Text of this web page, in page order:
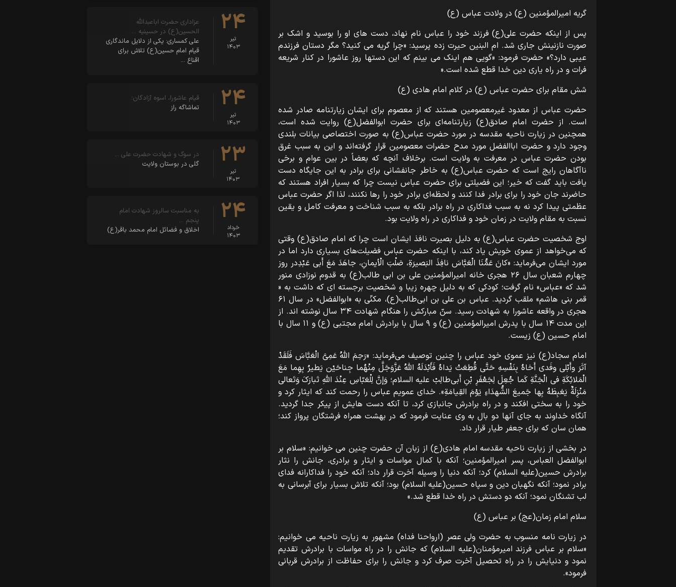
گریه امیرالمؤمنین (ع) در ولادت عباس (ع)
پس از اینکه حضرت علی(ع) فرزند خود را عباس نام نهاد، دست های او را بوسید و اشک بر
صورت نازنینش جاری شد. ام البنین حیرت زده پرسید: «چرا گریه می کنید؟ مگر دستان فرزندم
عیبی دارد؟» حضرت فرمود: «گویی هم اینک می بینم که این دستها روز عاشورا در کنار شریعه
فرات و در راه یاری دین خدا قطع شده است.«
شش مقام برای حضرت عباس (ع) در کلام امام هادی (ع)
حضرت عباس از معدود غیرمعصومین هستند که از معصوم برای ایشان زیارتنامه صادر شده
است. از حضرت امام صادق(ع) زیارتنامه‌ای برای حضرت ابوالفضل(ع) روایت شده است،
همچنین در زیارت ناحیه مقدسه در مورد حضرت عباس(ع) به صورت اختصاصی بیانات بلندی
وجود دارد و حضرت اباالفضل مورد مدح حضرات معصومین قرار گرفته‌اند و این به سبب غرق
بودن حضرت عباس در معرفت به ولایت است. برخلاف آنچه که بعضاً‌ در بین عوام و برخی
ناآگاهان رایج است که حضرت عباس(ع) به خاطر جانفشانی برای برادر به این جایگاه دست
یافت باید گفت که خیر؛ این فضیلتی برای حضرت عباس نیست چرا که بسیار افراد هستند که
حاضرند جان خود را برای برادر فدا کنند و لحظه‌ای برادر خود را رها نکنند، لذا اگر حضرت عباس
عظمتی پیدا کرد نه به سبب فداکاری در راه برادر بلکه به سبب شناخت و معرفت کامل و یقین
نسبت به مقام ولایت در زمان خود و فداکاری در راه ولایت بود.
اوج شخصیت حضرت عباس(ع) به دلیل بصیرت نافذ ایشان است چرا که امام صادق(ع) وقتی
که می‌خواهد از عموی خویش یاد کند، با اینکه حضرت عباس فضیلت‌های بسیاری دارد اما در
مورد ایشان می‌فرماید: «کانَ عَمُّنَا الْعَبَّاسَ نافِذَ البَصیرَةِ، صَلْبَ الْأیمانِ، جاهَدَ مَعَ أَبی‌ عَبْدِدر روز
چهارم شعبان سال ۲۶ هجری خانه امیرالمؤمنین علی بن ابی طالب(ع) به قدوم نوزادی منور
شد که «عباس» نام گرفت؛ کودکی که به دلیل چهره زیبا و شخصیت برجسته ای که داشت به «
قمر بنی هاشم» ملقب گردید. عباس بن علی بن ابی‌طالب(ع)، مکنّی به «ابوالفضل» در سال ۶۱
هجری در واقعه عاشورا به شهادت رسید. سنّ مبارکش را هنگام شهادت ۳۴ سال نوشته‌ اند. از
این مدت ۱۴ سال با پدرش امیرالمؤمنین (ع) و ۹ سال با برادرش امام مجتبی (ع) و ۱۱ سال با
امام حسین (ع) زیست.
امام سجاد(ع) نیز عموی خود عباس را چنین توصیف می‌فرماید: «رَحِمَ اللَّهُ عَمِیَّ الْعَبَّاسَ فَلَقَدْ
آثَرَ وأَبْلی وفَدی أَخاهُ بِنَفْسِهِ حَتَّی قُطِعَتْ یَداهُ فَأَبْدَلَهُ اللَّهُ عَزَّوَجَلَّ مِنْهُما جِناحَیْن یَطیرُ بِهِما مَعَ
الْمَلائِکَةِ فی‌ الْجَنَّةِ کَما جُعِلَ لِجَعْفَرِ بْنِ أَبی‌طالِبْ علیه السلام؛ وَإنَّ لِلْعَبّاسِ عِنْدَ اللَّهِ تَبارَکَ وَتَعالی
مَنْزِلَةٌ یَغبِطَهُ بِها جَمیعَ الشُّهدَاءِ یَوْمَ القِیامَةِ». خدای عمویم عباس را رحمت کند که ایثار کرد و
خود را به سختی افکند و در راه برادرش جانبازی کرد، تا آنکه دست‌ هایش از پیکر جدا گردید.
آنگاه خداوند به جای آنها دو بال به وی عنایت فرمود که در بهشت همراه فرشتگان پرواز کند؛
همان‌ سان که برای جعفر طیار قرار داد.
در بخشی از زیارت ناحیه مقدسه امام هادی(ع) از زبان آن حضرت چنین می خوانیم: «سلام بر
ابوالفضل العباس، پسر امیرالمؤمنین؛ آنکه با کمال مواسات و ایثار و برادری، جانش را نثار
برادرش حسین(علیه السلام) کرد؛ آنکه دنیا را وسیله آخرت قرار داد؛ آنکه خود را فداکارانه فدای
برادر نمود؛ آنکه نگهبان دین و سپاه حسین(علیه السلام) بود؛ آنکه تلاش بسیار برای آبرسانی به
لب تشنگان نمود؛ آنکه دو دستش در راه خدا قطع شد.»
سلام امام زمان(عج) بر عباس (ع)
در زیارت نامه منسوب به حضرت ولی عصر (ارواحنا فداه) مشهور به زیارت ناحیه می خوانیم:
«سلام بر عباس فرزند امیرمؤمنان(علیه السلام) که جانش را در راه مواسات با برادرش تقدیم
نمود و دنیایش را در راه تحصیل آخرت صرف کرد و جانش را برای حفاظت از برادرش قربانی
فرمود».
۲۴
تیر
۱۴۰۳
عزاداری حضرت اباعبدالله
الحسین(ع) در حسینیه …
علی کمساری: یکی از دلایل ماندگاری
قیام امام حسین(ع) تلاش برای
اقناع …
۲۴
تیر
۱۴۰۳
قیام عاشورا، اسوه آزادگان؛
تماشاگه راز
۲۳
تیر
۱۴۰۳
در سوگ و شهادت حضرت علی …
‏‏‏گلی در بوستان ولایت‏
۲۴
خرداد
۱۴۰۳
به مناسبت سالروز شهادت امام
پنجم …
اخلاق و فضائل امام محمد باقر(ع)